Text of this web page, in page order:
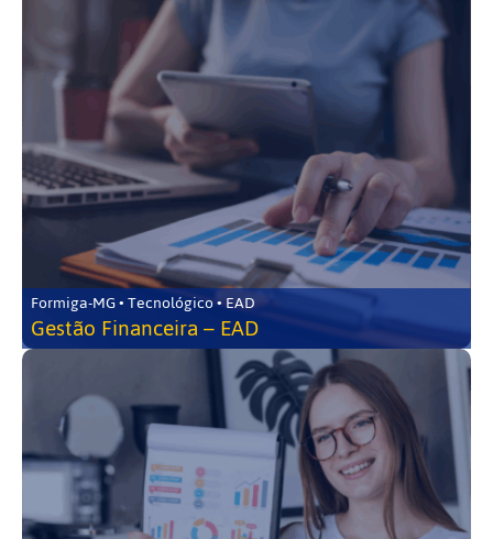
Formiga-MG • Tecnológico • EAD
Gestão Financeira – EAD